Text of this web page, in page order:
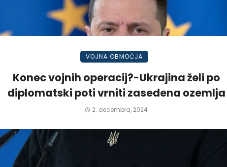
VOJNA OBMOČJA
Konec vojnih operacij?-Ukrajina želi po
diplomatski poti vrniti zasedena ozemlja
2. decembra, 2024